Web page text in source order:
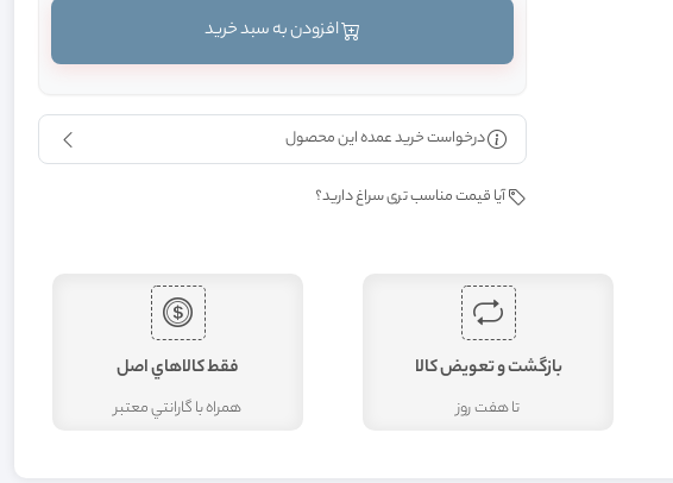
درخواست خرید عمده این محصول
آیا قیمت مناسب تری سراغ دارید؟
بازگشت و تعويض کالا
تا هفت روز
فقط کالاهاي اصل
همراه با گارانتي معتبر